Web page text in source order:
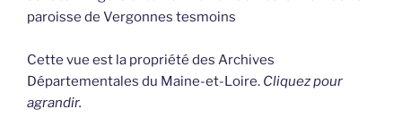
paroisse de Vergonnes tesmoins
Cette vue est la propriété des Archives
Départementales du Maine-et-Loire. Cliquez pour
agrandir.